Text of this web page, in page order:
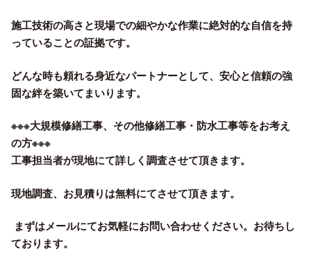
施工技術の高さと現場での細やかな作業に絶対的な自信を持
っていることの証拠です。
どんな時も頼れる身近なパートナーとして、安心と信頼の強
固な絆を築いてまいります。
※※※大規模修繕工事、その他修繕工事・防水工事等をお考え
の方※※※
工事担当者が現地にて詳しく調査させて頂きます。
現地調査、お見積りは無料にてさせて頂きます。
まずはメールにてお気軽にお問い合わせください。お待ちし
ております。